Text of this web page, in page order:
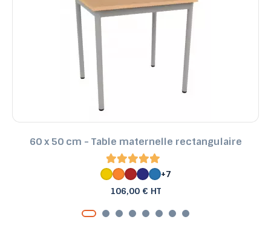
60 x 50 cm - Table maternelle rectangulaire
+7
106,00 € HT